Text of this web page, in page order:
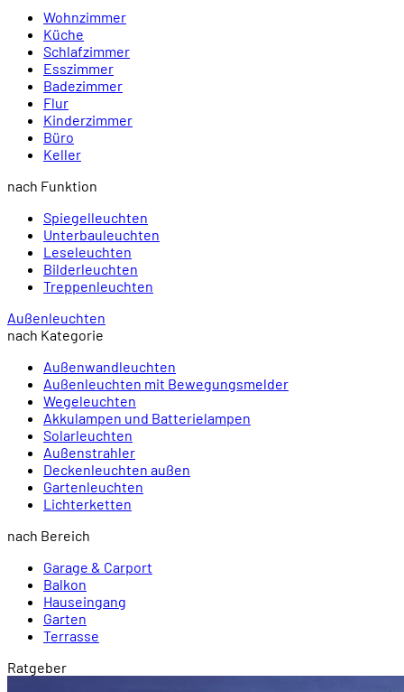
Wohnzimmer
Küche
Schlafzimmer
Esszimmer
Badezimmer
Flur
Kinderzimmer
Büro
Keller
nach Funktion
Spiegelleuchten
Unterbauleuchten
Leseleuchten
Bilderleuchten
Treppenleuchten
Außenleuchten
nach Kategorie
Außenwandleuchten
Außenleuchten mit Bewegungsmelder
Wegeleuchten
Akkulampen und Batterielampen
Solarleuchten
Außenstrahler
Deckenleuchten außen
Gartenleuchten
Lichterketten
nach Bereich
Garage & Carport
Balkon
Hauseingang
Garten
Terrasse
Ratgeber